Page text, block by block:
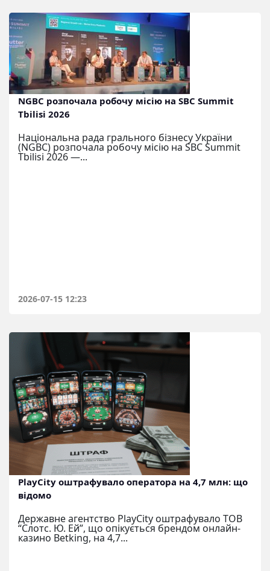
NGBC розпочала робочу місію на SBC Summit
Tbilisi 2026
Національна рада грального бізнесу України
(NGBC) розпочала робочу місію на SBC Summit
Tbilisi 2026 —...
2026-07-15 12:23
PlayCity оштрафувало оператора на 4,7 млн: що
відомо
Державне агентство PlayCity оштрафувало ТОВ
“Слотс. Ю. Ей”, що опікується брендом онлайн-
казино Betking, на 4,7...